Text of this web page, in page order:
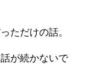
ただけの話。
が続かないで